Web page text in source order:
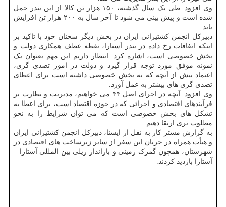
وی افزود: طی یک سال گذشته، ۱۵۰ هزار تن کالا از این بندر حمل
شده است و پیش بینی می شود تا آخر سال به ۲۰۰ هزار تن افزایش
یابد.
دبیرکل انجمن کشتیرانی ایران در بخش دیگر سخنان خود با تاکید بر
اینکه اتفاقات رخ داده در بندر آستارا، نقطه عطف همکاری دولت و
بخش خصوصی است، اشاره کرد: انتظار داریم این مهم بعنوان یک
نمونه موفق مورد توجه قرار گیرد و دولت در امور تصدی گری،
اعتماد بیش از آنچه که به بخش خصوصی داشته است برای اعطای
تصدی گری های بیشتر به عمل آورد.
وی افزود: آنچه در اجرای اصل ۴۴ می خواهیم، مدیریت و نظارت بر
فرآیندهای اقتصادی و اجرائی که در حوزه اقتصاد است، برای اعطا به
تشکل های بخش خصوصی است که می توان شرایط را به نحو
مطلوب تری ارتقا دهیم.
به گزارش مستر کار به نقل از ایسنا، دبیرکل انجمن کشتیرانی ایران
و هیأت همراه در جریان این سفر از سایر زیرساخت های اقتصادی در
شهرستان، همچون گمرک زمینی و بارانداز ریلی بین المللی آستارا –
آستارا بازدید کردند.